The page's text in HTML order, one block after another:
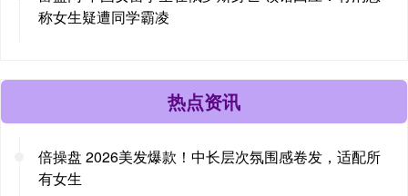
称女生疑遭同学霸凌
热点资讯
倍操盘 2026美发爆款！中长层次氛围感卷发，适配所
有女生